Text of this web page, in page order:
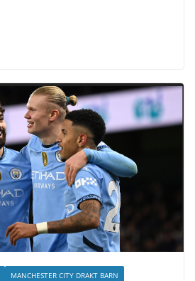
MANCHESTER CITY DRAKT BARN